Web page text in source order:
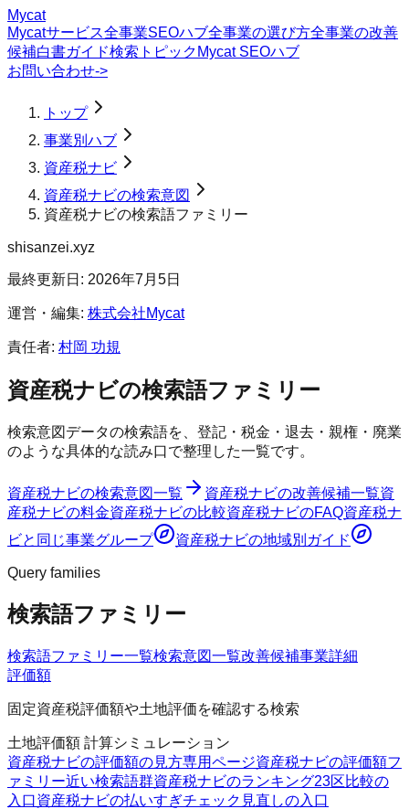
Mycat
Mycatサービス全事業SEOハブ全事業の選び方全事業の改善
候補白書ガイド検索トピック Mycat SEOハブ
お問い合わせ->
トップ
事業別ハブ
資産税ナビ
資産税ナビの検索意図
資産税ナビの検索語ファミリー
shisanzei.xyz
最終更新日: 2026年7月5日
運営・編集: 株式会社Mycat
責任者: 村岡 功規
資産税ナビの検索語ファミリー
検索意図データの検索語を、登記・税金・退去・親権・廃業
のような具体的な読み口で整理した一覧です。
資産税ナビの検索意図一覧 資産税ナビの改善候補一覧資
産税ナビの料金資産税ナビの比較資産税ナビのFAQ資産税ナ
ビと同じ事業グループ 資産税ナビの地域別ガイド
Query families
検索語ファミリー
検索語ファミリー一覧検索意図一覧改善候補事業詳細
評価額
固定資産税評価額や土地評価を確認する検索
土地評価額 計算シミュレーション
資産税ナビの評価額の見方専用ページ資産税ナビの評価額フ
ァミリー近い検索語群資産税ナビのランキング23区比較の
入口資産税ナビの払いすぎチェック 見直しの入口